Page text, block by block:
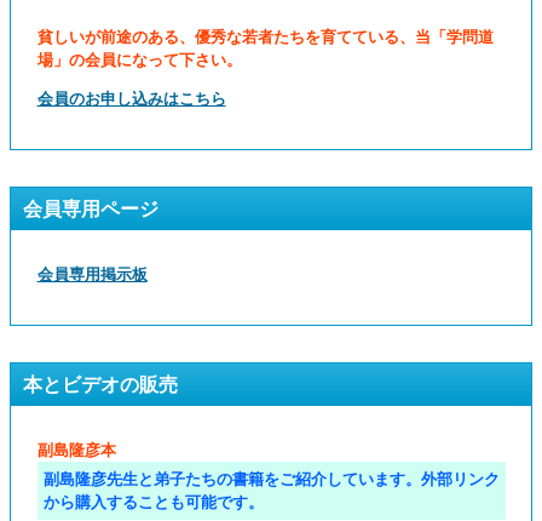
貧しいが前途のある、優秀な若者たちを育てている、当「学問道
場」の会員になって下さい。
会員のお申し込みはこちら
会員専用ページ
会員専用掲示板
本とビデオの販売
副島隆彦本
副島隆彦先生と弟子たちの書籍をご紹介しています。外部リンク
から購入することも可能です。